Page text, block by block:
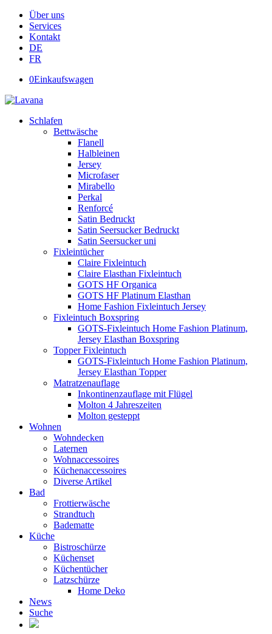
Über uns
Services
Kontakt
DE
FR
0Einkaufswagen
Schlafen
Bettwäsche
Flanell
Halbleinen
Jersey
Microfaser
Mirabello
Perkal
Renforcé
Satin Bedruckt
Satin Seersucker Bedruckt
Satin Seersucker uni
Fixleintücher
Claire Fixleintuch
Claire Elasthan Fixleintuch
GOTS HF Organica
GOTS HF Platinum Elasthan
Home Fashion Fixleintuch Jersey
Fixleintuch Boxspring
GOTS-Fixleintuch Home Fashion Platinum,
Jersey Elasthan Boxspring
Topper Fixleintuch
GOTS-Fixleintuch Home Fashion Platinum,
Jersey Elasthan Topper
Matratzenauflage
Inkontinenzauflage mit Flügel
Molton 4 Jahreszeiten
Molton gesteppt
Wohnen
Wohndecken
Laternen
Wohnaccessoires
Küchenaccessoires
Diverse Artikel
Bad
Frottierwäsche
Strandtuch
Badematte
Küche
Bistroschürze
Küchenset
Küchentücher
Latzschürze
Home Deko
News
Suche